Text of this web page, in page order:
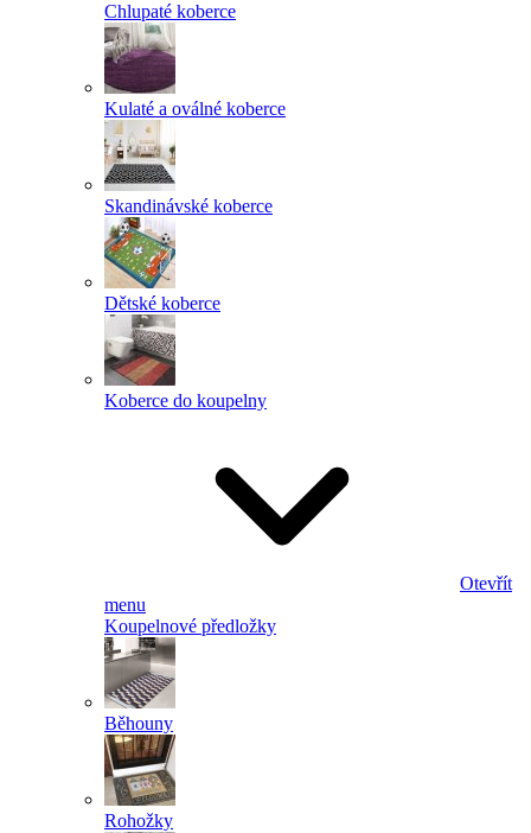
Chlupaté koberce
Kulaté a oválné koberce
Skandinávské koberce
Dětské koberce
Koberce do koupelny
Otevřít
menu
Koupelnové předložky
Běhouny
Rohožky